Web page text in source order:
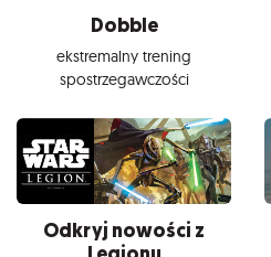
Dobble
ekstremalny trening
spostrzegawczości
Odkryj nowości z